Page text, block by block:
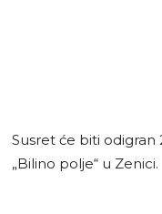
Susret će biti odigran
„Bilino polje“ u Zenici.